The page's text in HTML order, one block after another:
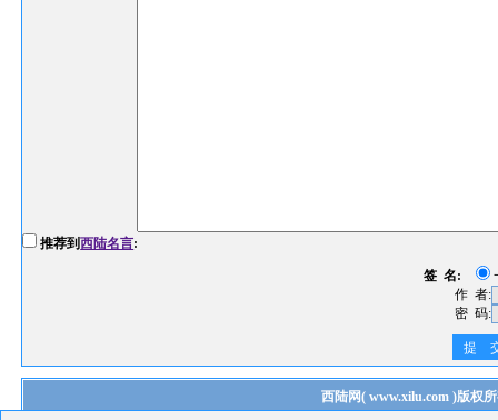
推荐到西陆名言:
签 名:
作 者:
密 码:
提
西陆网( www.xilu.com)版权